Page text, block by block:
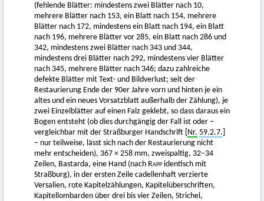
(fehlende Blätter: mindestens zwei Blätter nach 10,
mehrere Blätter nach 153, ein Blatt nach 154, mehrere
Blätter nach 172, mindestens ein Blatt nach 194, ein Blatt
nach 196, mehrere Blätter vor 285, ein Blatt nach 286 und
342, mindestens zwei Blätter nach 343 und 344,
mindestens drei Blätter nach 292, mindestens vier Blätter
nach 345, mehrere Blätter nach 346; dazu zahlreiche
defekte Blätter mit Text- und Bildverlust; seit der
Restaurierung Ende der 90er Jahre vorn und hinten je ein
altes und ein neues Vorsatzblatt außerhalb der Zählung), je
zwei Einzelblätter auf einen Falz geklebt, so dass daraus ein
Bogen entsteht (ob dies durchgängig der Fall ist oder –
vergleichbar mit der Straßburger Handschrift [ Nr. 59.2.7.
– nur teilweise, lässt sich nach der Restaurierung nicht
mehr entscheiden), 367 × 258 mm, zweispaltig, 32–34
Zeilen, Bastarda, eine Hand (nach Rapp identisch mit
Straßburg), in der ersten Zeile cadellenhaft verzierte
Versalien, rote Kapitelzählungen, Kapitelüberschriften,
Kapitellombarden über drei bis vier Zeilen, Strichel,